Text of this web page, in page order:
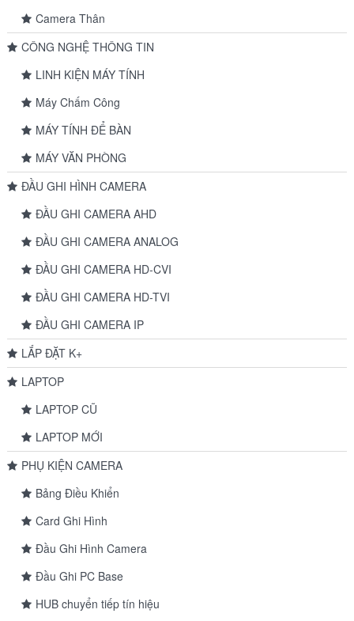
Camera Thân
CÔNG NGHỆ THÔNG TIN
LINH KIỆN MÁY TÍNH
Máy Chấm Công
MÁY TÍNH ĐỂ BÀN
MÁY VĂN PHÒNG
ĐẦU GHI HÌNH CAMERA
ĐẦU GHI CAMERA AHD
ĐẦU GHI CAMERA ANALOG
ĐẦU GHI CAMERA HD-CVI
ĐẦU GHI CAMERA HD-TVI
ĐẦU GHI CAMERA IP
LẮP ĐẶT K+
LAPTOP
LAPTOP CŨ
LAPTOP MỚI
PHỤ KIỆN CAMERA
Bảng Điều Khiển
Card Ghi Hình
Đầu Ghi Hình Camera
Đầu Ghi PC Base
HUB chuyển tiếp tín hiệu